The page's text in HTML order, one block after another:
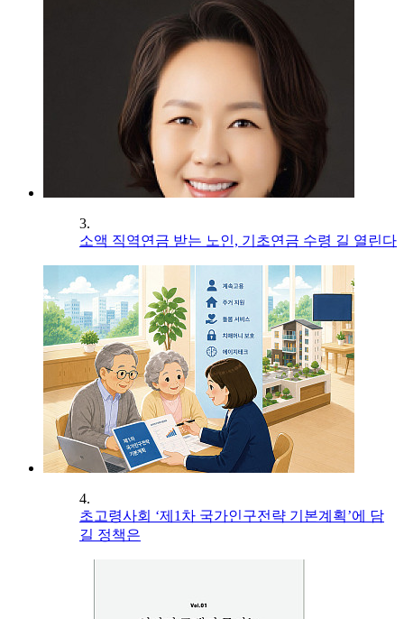
3.
소액 직역연금 받는 노인, 기초연금 수령 길 열린다
4.
초고령사회 ‘제1차 국가인구전략 기본계획’에 담
길 정책은